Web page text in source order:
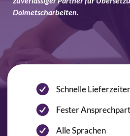
Dolmetscharbeiten.
Schnelle
Fester
Alle Sprachen